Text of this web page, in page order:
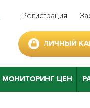
Регистрация
ЛИЧНЫЙ
МОНИТОРИНГ ЦЕН